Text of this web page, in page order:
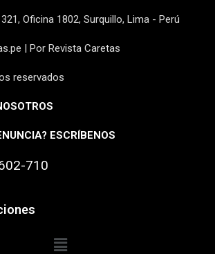
Oficina 1802, Surquillo, Lima - Perú
| Por Revista Caretas
reservados
ESCRÍBENOS
710